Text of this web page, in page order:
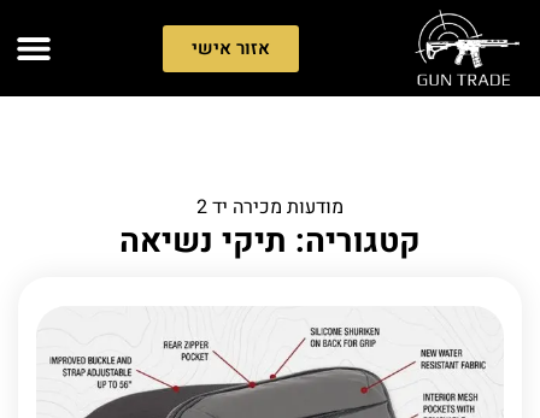
אזור אישי
מודעות מכירה יד 2
קטגוריה: תיקי נשיאה